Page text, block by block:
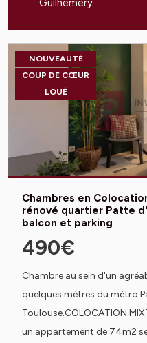
Guilhemery
NOUVEAUTÉ
COUP DE CŒUR
LOUÉ
Chambres en
rénové quartier Patte
balcon et parking
490€
Chambre au sein d'un
quelques mètres du métro
Toulouse.COLOCATION
un appartement de 74m2